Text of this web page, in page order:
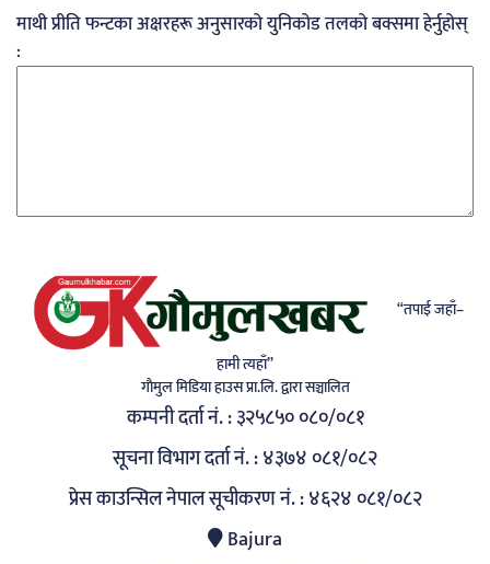
माथी प्रीति फन्टका अक्षरहरू अनुसारको युनिकोड तलको बक्समा हेर्नुहोस्
:
“तपाई जहाँ–
हामी त्यहाँ”
गाैमुल मिडिया हाउस प्रा.लि. द्वारा सञ्चालित
कम्पनी दर्ता नं. : ३२५८५० ०८०/०८१
सूचना विभाग दर्ता नं. : ४३७४ ०८१/०८२
प्रेस काउन्सिल नेपाल सूचीकरण नं. : ४६२४ ०८१/०८२
Bajura